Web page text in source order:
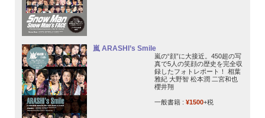
嵐 ARASHI’s Smile
嵐の“顔”に大接近。450超の写
真で5人の笑顔の歴史を完全収
録したフォトレポート！ 相葉
雅紀 大野智 松本潤 二宮和也
櫻井翔
一般書籍 : ¥1500+税